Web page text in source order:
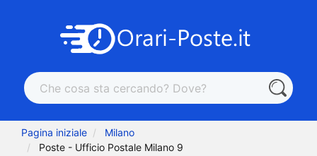
Pagina iniziale
Milano
Poste - Ufficio Postale Milano 9